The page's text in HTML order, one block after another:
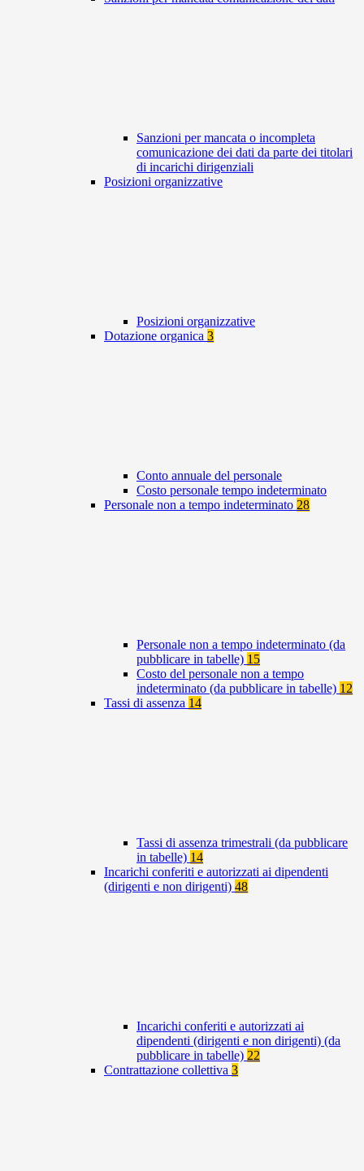
Sanzioni per mancata o incompleta
comunicazione dei dati da parte dei titolari
di incarichi dirigenziali
Posizioni organizzative
Posizioni organizzative
Dotazione organica 3
Conto annuale del personale
Costo personale tempo indeterminato
Personale non a tempo indeterminato 28
Personale non a tempo indeterminato (da
pubblicare in tabelle) 15
Costo del personale non a tempo
indeterminato (da pubblicare in tabelle) 12
Tassi di assenza 14
Tassi di assenza trimestrali (da pubblicare
in tabelle) 14
Incarichi conferiti e autorizzati ai dipendenti
(dirigenti e non dirigenti) 48
Incarichi conferiti e autorizzati ai
dipendenti (dirigenti e non dirigenti) (da
pubblicare in tabelle) 22
Contrattazione collettiva 3